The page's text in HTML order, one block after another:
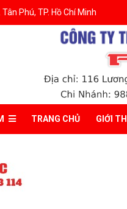
Phú, TP. Hồ Chí Minh
TRANG CHỦ GIỚI